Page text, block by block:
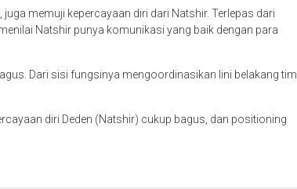
memuji kepercayaan diri dari Natshir. Terlepas dari
Natshir punya komunikasi yang baik dengan para
Dari sisi fungsinya mengoordinasikan lini belakang tim
diri Deden (Natshir) cukup bagus, dan positioning